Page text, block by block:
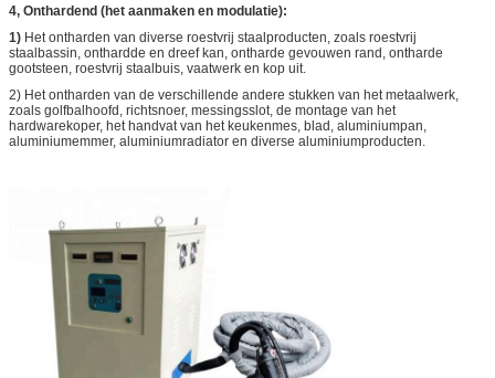
4, Onthardend (het aanmaken en modulatie):
1) Het ontharden van diverse roestvrij staalproducten, zoals roestvrij
staalbassin, onthardde en dreef kan, ontharde gevouwen rand, ontharde
gootsteen, roestvrij staalbuis, vaatwerk en kop uit.
2) Het ontharden van de verschillende andere stukken van het metaalwerk,
zoals golfbalhoofd, richtsnoer, messingsslot, de montage van het
hardwarekoper, het handvat van het keukenmes, blad, aluminiumpan,
aluminiumemmer, aluminiumradiator en diverse aluminiumproducten.